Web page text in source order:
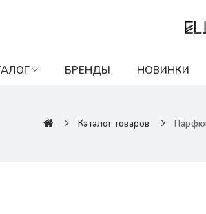
БРЕНДЫ НОВИНКИ
Каталог товаров